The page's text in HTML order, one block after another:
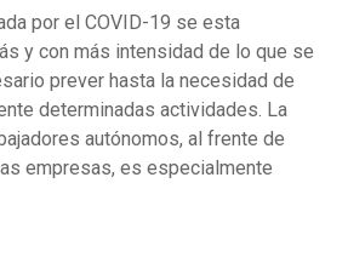
por el COVID-19 se esta
y con más intensidad de lo que se
prever hasta la necesidad de
determinadas actividades. La
autónomos, al frente de
empresas, es especialmente